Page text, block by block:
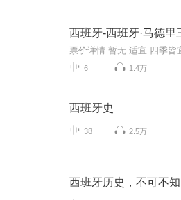
西班牙-西班牙·马德里
6 1.4万
西班牙史
38 2.5万
西班牙历史，不可不